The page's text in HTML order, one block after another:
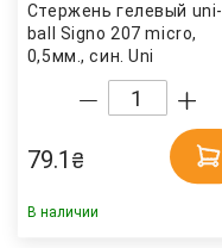
Стержень гелевый uni-
ball Signo 207 micro,
0,5мм., син. Uni
79.1 ₴
В наличии